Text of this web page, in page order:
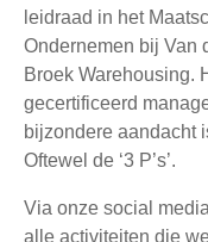
leidraad in het
Ondernemen bij Van
Broek Warehousing.
gecertificeerd
bijzondere aandacht
Oftewel de ‘3 P’s’.
Via onze social
alle activiteiten die